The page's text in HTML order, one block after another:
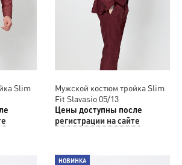
Slim
Мужской костюм тройка Slim
Fit Slavasio 05/13
Цены доступны после
регистрации на сайте
НОВИНКА